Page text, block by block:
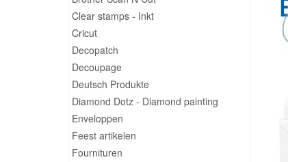
Clear stamps - Inkt
Cricut
Decopatch
Decoupage
Deutsch Produkte
Diamond Dotz - Diamond painting
Enveloppen
Feest artikelen
Fournituren